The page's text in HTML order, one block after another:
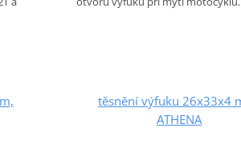
těsnění výfuku 26x33x4
ATHENA